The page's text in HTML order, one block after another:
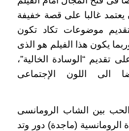
يعتمد غالبا على قصة خفيفة
موضوعات تكاد تكون
يكون هذا الفيلم هو الذى
تقديم “الوسادة الخالية”،
الى اللون الإجتماعى
الحب بين الشاب الرومانسى
الرومانسية (ماجدة) دور وتد